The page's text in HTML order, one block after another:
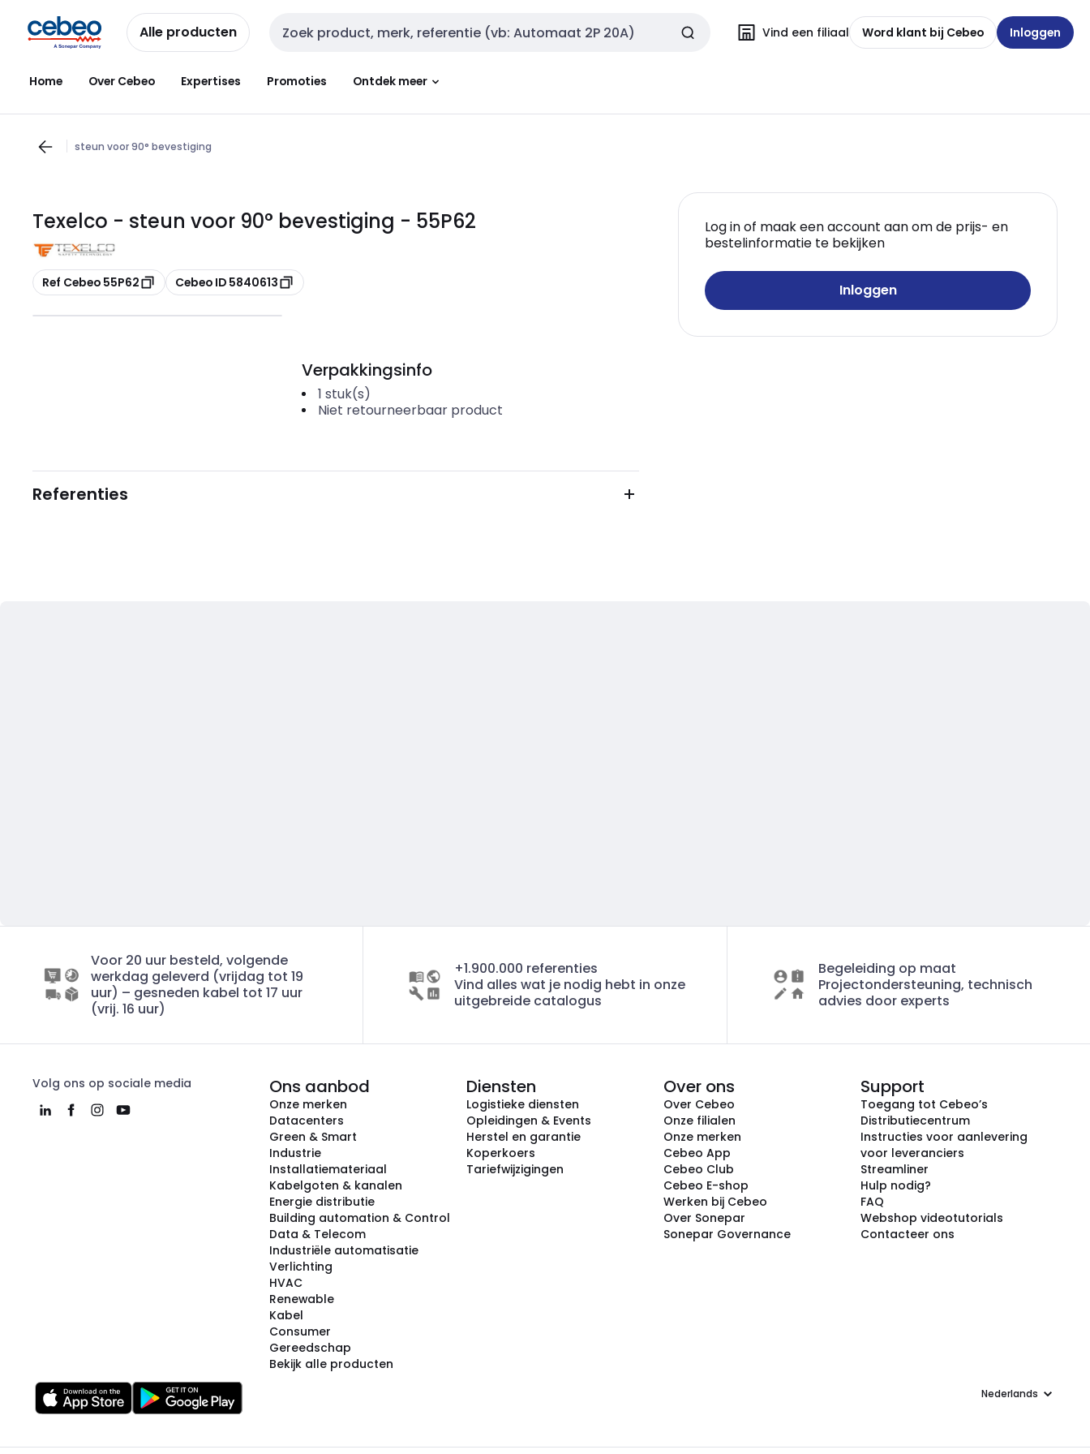
naar
navigatie
naar
inhoud
Alle producten Zoekveld invoer Vind een filiaal Word klant bij Cebeo Inloggen
Home Over Cebeo Expertises Promoties Ontdek meer
steun voor 90° bevestiging
Texelco - steun voor 90° bevestiging - 55P62
Kopiëren
Ref Cebeo 55P62 Kopiëren
Cebeo ID 5840613
Log in of maak een account aan om de prijs- en
bestelinformatie te bekijken
Inloggen
Verpakkingsinfo
1 stuk(s)
Niet retourneerbaar product
Referenties
Voor 20 uur besteld, volgende
werkdag geleverd (vrijdag tot 19
uur) – gesneden kabel tot 17 uur
(vrij. 16 uur)
+1.900.000 referenties
Vind alles wat je nodig hebt in onze
uitgebreide catalogus
Begeleiding op maat
Projectondersteuning, technisch
advies door experts
Volg ons op sociale media Ons aanbod
Onze merken
Datacenters
Green & Smart
Industrie
Installatiemateriaal
Kabelgoten & kanalen
Energie distributie
Building automation & Control
Data & Telecom
Industriële automatisatie
Verlichting
HVAC
Renewable
Kabel
Consumer
Gereedschap
Bekijk alle producten
Diensten
Logistieke diensten
Opleidingen & Events
Herstel en garantie
Koperkoers
Tariefwijzigingen
Over ons
Over Cebeo
Onze filialen
Onze merken
Cebeo App
Cebeo Club
Cebeo E-shop
Werken bij Cebeo
Over Sonepar
Sonepar Governance
Support
Toegang tot Cebeo’s
Distributiecentrum
Instructies voor aanlevering
voor leveranciers
Streamliner
Hulp nodig?
FAQ
Webshop videotutorials
Contacteer ons
Taal